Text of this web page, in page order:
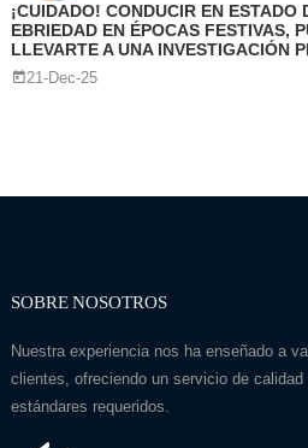
¡CUIDADO! CONDUCIR EN ESTADO
EBRIEDAD EN ÉPOCAS FESTIVAS,
LLEVARTE A UNA INVESTIGACIÓN
21-Dec-25
SOBRE NOSOTROS
Nuestra experiencia nos ha enseñado a
clientes, ofreciendo un servicio de
estándares requeridos.